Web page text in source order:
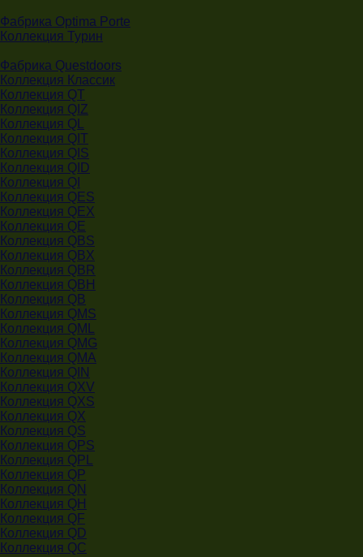
Фабрика Optima Porte
Коллекция Турин
Фабрика Questdoors
Коллекция Классик
Коллекция QT
Коллекция QIZ
Коллекция QL
Коллекция QIT
Коллекция QIS
Коллекция QID
Коллекция QI
Коллекция QES
Коллекция QEX
Коллекция QE
Коллекция QBS
Коллекция QBX
Коллекция QBR
Коллекция QBH
Коллекция QB
Коллекция QMS
Коллекция QML
Коллекция QMG
Коллекция QMA
Коллекция QIN
Коллекция QXV
Коллекция QXS
Коллекция QX
Коллекция QS
Коллекция QPS
Коллекция QPL
Коллекция QP
Коллекция QN
Коллекция QH
Коллекция QF
Коллекция QD
Коллекция QC